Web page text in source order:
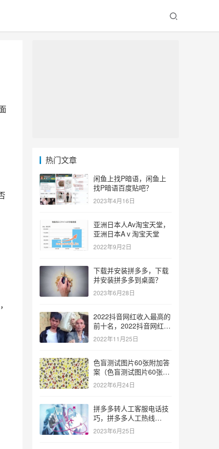
热门文章
闲鱼上找P暗语，闲鱼上
找P暗语百度贴吧？
2023年4月16日
亚洲日本人Av淘宝天堂，
亚洲日本Aⅴ淘宝天堂
2022年9月2日
下载并安装拼多多，下载
并安装拼多多到桌面？
2023年6月28日
2022抖音网红收入最高的
前十名，2022抖音网红收
入最高的前十名有哪些？
2022年11月25日
色盲测试图片60张附加答
案（色盲测试图片60张复
杂）
2022年6月24日
拼多多转人工客服电话技
巧，拼多多人工热线
9541344？
2023年6月25日